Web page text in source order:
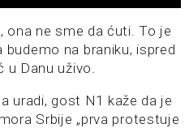
ona ne sme da ćuti. To je
na braniku, ispred
u Danu uživo.
uradi, gost N1 kaže da je
Srbije „prva protestuje